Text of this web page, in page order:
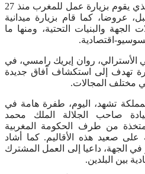
وتابع أعضاء الوفد البرلماني، الذي يقوم بزيارة عمل للمغرب منذ 27
2 نونبر المقبل، عروضا، كما قام بزيارة ميدانية
والبنيات التحتية، ومنها ما
اقتصادية.
الأسترالي، روان إيريك رامسي، في
تهدف إلى استكشاف آفاق جديدة
مختلف المجالات.
تشهد، اليوم، طفرة هامة في
صاحب الجلالة الملك محمد
من طرف الحكومة المغربية
على صعيد هذه الأقاليم. كما أشاد
في الجهة، داعيا إلى العمل المشترك
بين البلدين.